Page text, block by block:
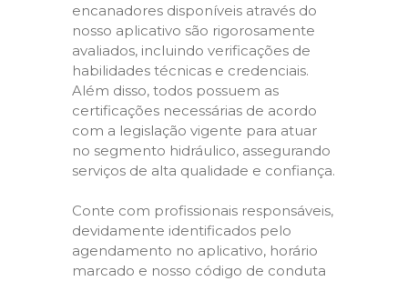
encanadores disponíveis através do
nosso aplicativo são rigorosamente
avaliados, incluindo verificações de
habilidades técnicas e credenciais.
Além disso, todos possuem as
certificações necessárias de acordo
com a legislação vigente para atuar
no segmento hidráulico, assegurando
serviços de alta qualidade e confiança.
Conte com profissionais responsáveis,
devidamente identificados pelo
agendamento no aplicativo, horário
marcado e nosso código de conduta